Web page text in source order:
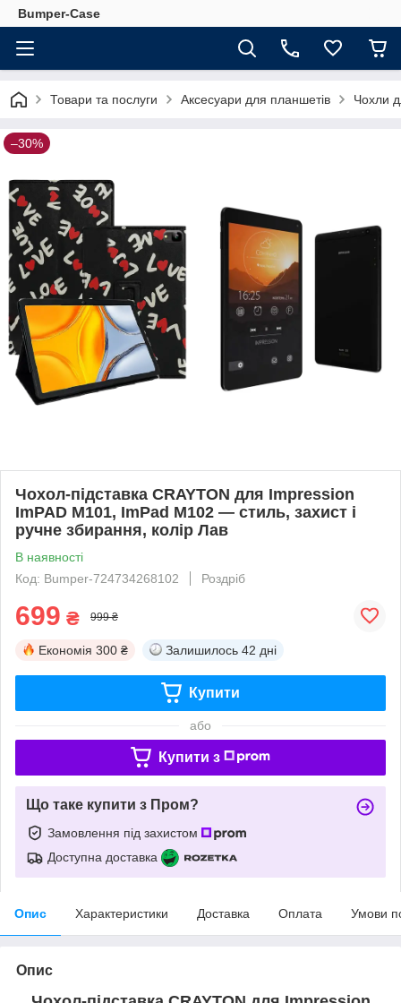
Bumper-Case
Товари та послуги Аксесуари для планшетів Чохли
–30%
Чохол-підставка CRAYTON для Impression
ImPAD M101, ImPad M102 — стиль, захист і
ручне збирання, колір Лав
В наявності
Код: Bumper-724734268102
Роздріб
699 ₴ 999 ₴
Економія 300 ₴ Залишилось 42 дні
Купити
або
Купити з
Що таке купити з Пром?
Замовлення під захистом
Доступна доставка
Опис Характеристики Доставка Оплата Умови
Опис